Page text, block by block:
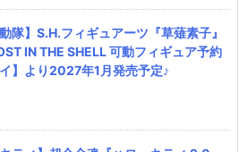
動隊】S.H.フィギュアーツ『草薙素子』
IN THE SHELL 可動フィギュア予約
イ】より2027年1月発売予定♪